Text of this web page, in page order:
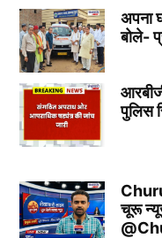
अपना
बोले-
पुलिस
चूरू